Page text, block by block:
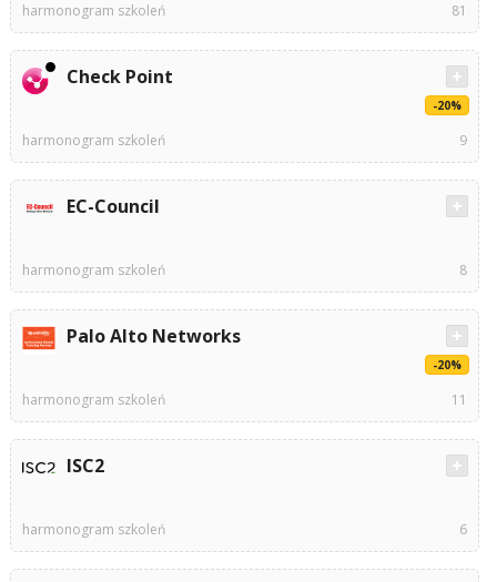
harmonogram szkoleń 81
Check Point
-20%
harmonogram szkoleń 9
EC-Council
harmonogram szkoleń 8
Palo Alto Networks
-20%
harmonogram szkoleń 11
ISC2
harmonogram szkoleń 6